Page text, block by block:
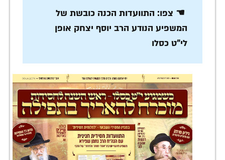
☚ צפו: התוועדות הכנה כובשת של
המשפיע הנודע הרב יוסף יצחק אופן
לי"ט כסלו